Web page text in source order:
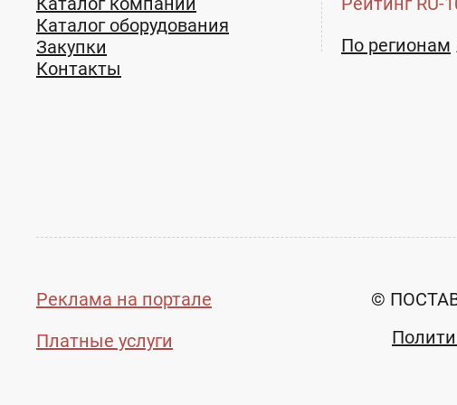
Каталог оборудования
Закупки
Контакты
По регионам
Реклама на портале
Платные услуги
©